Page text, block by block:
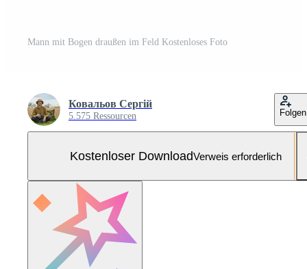
Mann mit Bogen draußen im Feld Kostenloses Foto
Ковальов Сергій
5.575 Ressourcen Folgen
Kostenloser DownloadVerweis erforderlich